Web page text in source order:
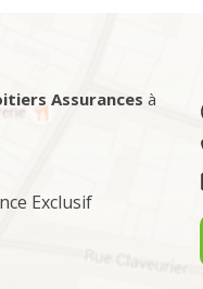
Assurances à
Exclusif